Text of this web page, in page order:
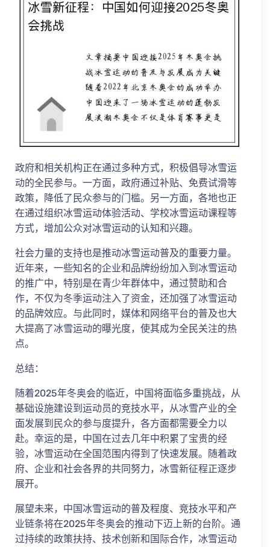
政府和相关机构正在通过多种方式，积极倡导冰雪运
动的全民参与。一方面，政府通过补贴、免费试滑等
政策，降低了民众参与的门槛。另一方面，各地也正
在通过组织冰雪运动体验活动、学校冰雪运动课程等
方式，增加公众对冰雪运动的认知和兴趣。
社会力量的支持也是推动冰雪运动普及的重要力量。
近年来，一些知名的企业和品牌纷纷加入到冰雪运动
的推广中，特别是在青少年群体中，通过赞助和合
作，不仅为冬季运动注入了资金，还加强了冰雪运动
的品牌效应。与此同时，媒体和网络平台的普及也大
大提高了冰雪运动的曝光度，使其成为全民关注的热
点。
总结：
随着2025年冬奥会的临近，中国将面临多重挑战，从
基础设施建设到运动员的竞技水平，从冰雪产业的全
面发展到民众的参与度提升，各方面都需要全力以
赴。幸运的是，中国在过去几年中积累了宝贵的经
验，冰雪运动在全国范围内得到了快速发展。随着政
府、企业和社会各界的共同努力，冰雪新征程正逐步
展开。
展望未来，中国冰雪运动的普及程度、竞技水平和产
业链条将在2025年冬奥会的推动下迈上新的台阶。通
过持续的政策扶持、技术创新和国际合作，冰雪运动